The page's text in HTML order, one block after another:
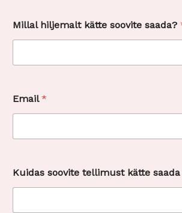
Millal hiljemalt kätte soovite saada?
e
l
i
s
t
Email*
Kuidas soovite tellimust kätte saada